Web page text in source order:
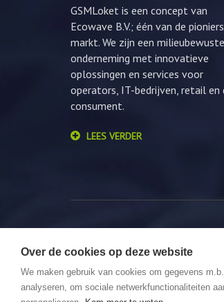
GSMLoket is een concept van
Ecowave B.V.; één van de
markt. We zijn een milieubewuste
onderneming met innovatieve
oplossingen en services voor
operators, IT-bedrijven, retail en
consument.
LEES VERDER
© 2026 GSMLoket. All Rights
Over de cookies op deze website
We maken gebruik van cookies om gegevens
analyseren, om sociale netwerkfunctionaliteiten